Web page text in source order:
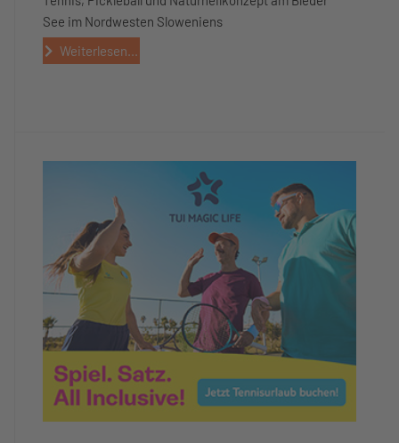
See im Nordwesten Sloweniens
Weiterlesen...